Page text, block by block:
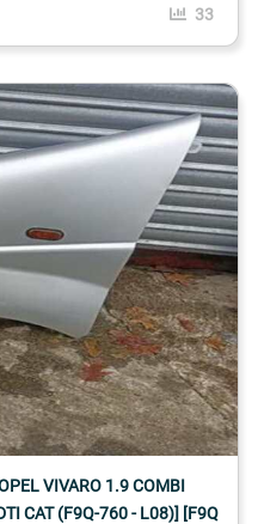
33
VIVARO 1.9 COMBI
CAT (F9Q-760 - L08)] [F9Q